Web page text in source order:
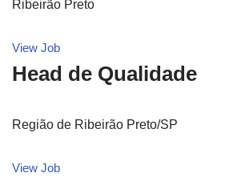
Ribeirão Preto
View Job
Head de Qualidade
Região de Ribeirão Preto/SP
View Job